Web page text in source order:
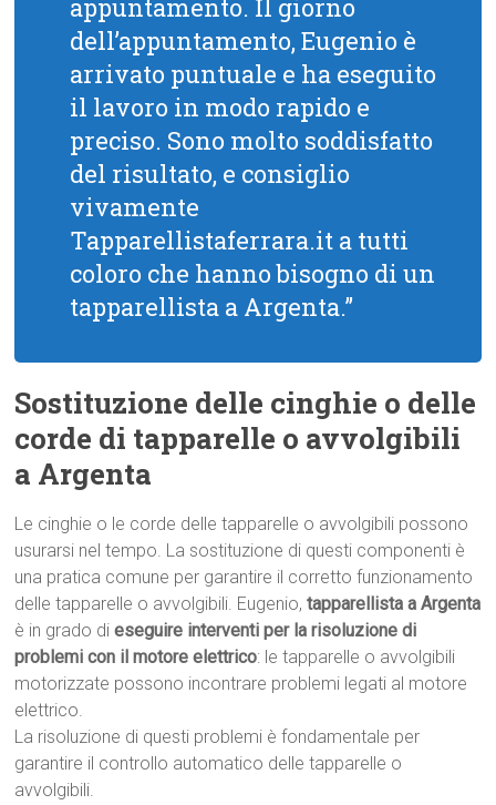
appuntamento. Il giorno
dell’appuntamento, Eugenio è
arrivato puntuale e ha eseguito
il lavoro in modo rapido e
preciso. Sono molto soddisfatto
del risultato, e consiglio
vivamente
Tapparellistaferrara.it a tutti
coloro che hanno bisogno di un
tapparellista a Argenta.”
Sostituzione delle cinghie o delle
corde di tapparelle o avvolgibili
a Argenta
Le cinghie o le corde delle tapparelle o avvolgibili possono
usurarsi nel tempo. La sostituzione di questi componenti è
una pratica comune per garantire il corretto funzionamento
delle tapparelle o avvolgibili. Eugenio,tapparellista a Argenta
è in grado dieseguire interventi per la risoluzione di
problemi con il motore elettrico: le tapparelle o avvolgibili
motorizzate possono incontrare problemi legati al motore
elettrico.
La risoluzione di questi problemi è fondamentale per
garantire il controllo automatico delle tapparelle o
avvolgibili.